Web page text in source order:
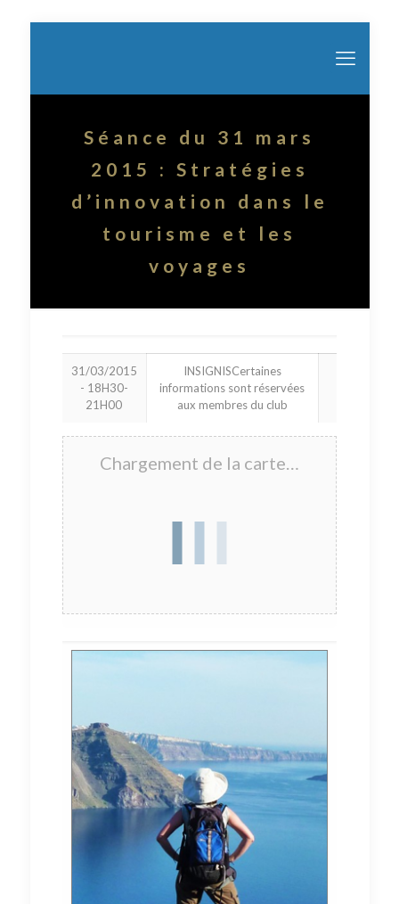
Séance du 31 mars
2015 : Stratégies
d’innovation dans le
tourisme et les
voyages
31/03/2015
- 18H30-
21H00
INSIGNISCertaines
informations sont réservées
aux membres du club
Chargement de la carte…